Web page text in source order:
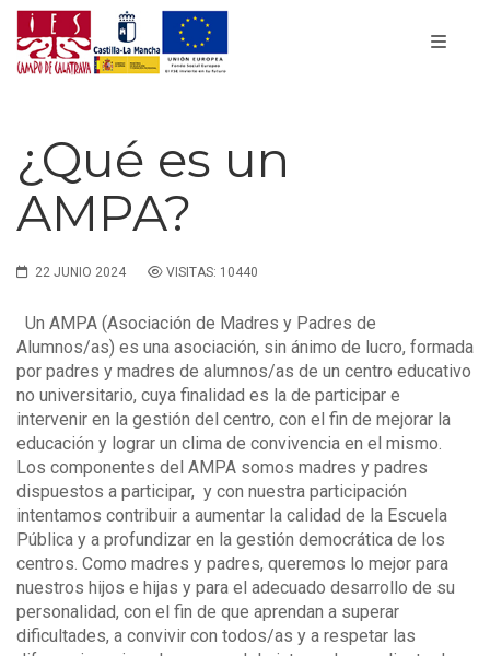
¿Qué es un
AMPA?
22 JUNIO 2024 VISITAS: 10440
Un AMPA (Asociación de Madres y Padres de
Alumnos/as) es una asociación, sin ánimo de lucro, formada
por padres y madres de alumnos/as de un centro educativo
no universitario, cuya finalidad es la de participar e
intervenir en la gestión del centro, con el fin de mejorar la
educación y lograr un clima de convivencia en el mismo.
Los componentes del AMPA somos madres y padres
dispuestos a participar, y con nuestra participación
intentamos contribuir a aumentar la calidad de la Escuela
Pública y a profundizar en la gestión democrática de los
centros. Como madres y padres, queremos lo mejor para
nuestros hijos e hijas y para el adecuado desarrollo de su
personalidad, con el fin de que aprendan a superar
dificultades, a convivir con todos/as y a respetar las